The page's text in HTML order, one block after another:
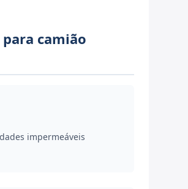
camião
impermeáveis